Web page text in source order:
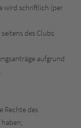
wird schriftlich (per
des Clubs
aufgrund
Rechte des